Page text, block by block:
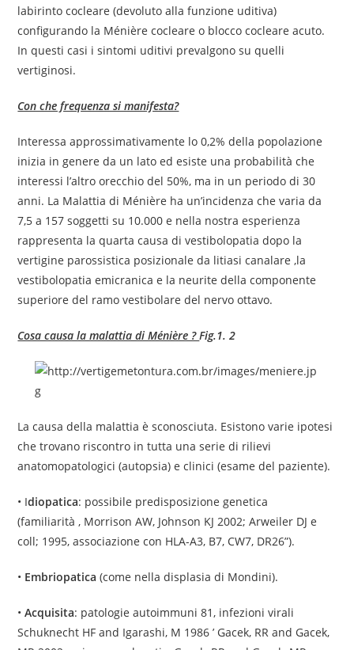
labirinto cocleare (devoluto alla funzione uditiva)
configurando la Ménière cocleare o blocco cocleare acuto.
In questi casi i sintomi uditivi prevalgono su quelli
vertiginosi.
Con che frequenza si manifesta?
Interessa approssimativamente lo 0,2% della popolazione
inizia in genere da un lato ed esiste una probabilità che
interessi l’altro orecchio del 50%, ma in un periodo di 30
anni. La Malattia di Ménière ha un’incidenza che varia da
7,5 a 157 soggetti su 10.000 e nella nostra esperienza
rappresenta la quarta causa di vestibolopatia dopo la
vertigine parossistica posizionale da litiasi canalare ,la
vestibolopatia emicranica e la neurite della componente
superiore del ramo vestibolare del nervo ottavo.
Cosa causa la malattia di Ménière ?Fig.1. 2
La causa della malattia è sconosciuta. Esistono varie ipotesi
che trovano riscontro in tutta una serie di rilievi
anatomopatologici (autopsia) e clinici (esame del paziente).
• Idiopatica: possibile predisposizione genetica
(familiarità , Morrison AW, Johnson KJ 2002; Arweiler DJ e
coll; 1995, associazione con HLA-A3, B7, CW7, DR26”).
• Embriopatica(come nella displasia di Mondini).
•Acquisita: patologie autoimmuni 81, infezioni virali
Schuknecht HF and Igarashi, M 1986 ’ Gacek, RR and Gacek,